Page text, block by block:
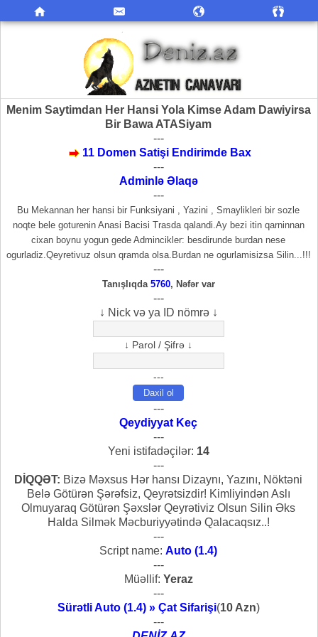
Menim Saytimdan Her Hansi Yola Kimse Adam Dawiyirsa
Bir Bawa ATASiyam
---
11 Domen Satişi Endirimde Bax
---
Adminlə Əlaqə
---
Bu Mekannan her hansi bir Funksiyani , Yazini , Smaylikleri bir sozle
noqte bele goturenin Anasi Bacisi Trasda qalandi.Ay bezi itin qarninnan
cixan boynu yogun gede Admincikler: besdirunde burdan nese
ogurladiz.Qeyretivuz olsun qramda olsa.Burdan ne ogurlamisizsa Silin...!!!
---
Tanışlıqda 5760, Nəfər var
---
↓ Nick və ya ID nömrə ↓
↓ Parol / Şifrə ↓
---
---
Qeydiyyat Keç
---
Yeni istifadəçilər: 14
---
DİQQƏT: Bizə Məxsus Hər hansı Dizaynı, Yazını, Nöktəni
Belə Götürən Şərəfsiz, Qeyrətsizdir! Kimliyindən Aslı
Olmuyaraq Götürən Şəxslər Qeyrətiviz Olsun Silin Əks
Halda Silmək Məcburiyyətində Qalacaqsız..!
---
Script name: Auto (1.4)
---
Müəllif: Yeraz
---
Sürətli Auto (1.4) » Çat Sifarişi(10 Azn)
---